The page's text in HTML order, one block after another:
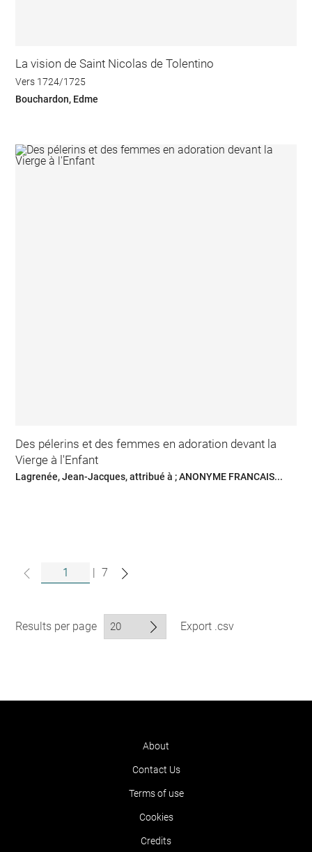
La vision de Saint Nicolas de Tolentino
Vers 1724/1725
Bouchardon, Edme
Des pélerins et des femmes en adoration devant la
Vierge à l'Enfant
Lagrenée, Jean-Jacques, attribué à ; ANONYME FRANCAIS...
7
Results per page Export .csv
About
Contact Us
Terms of use
Cookies
Credits